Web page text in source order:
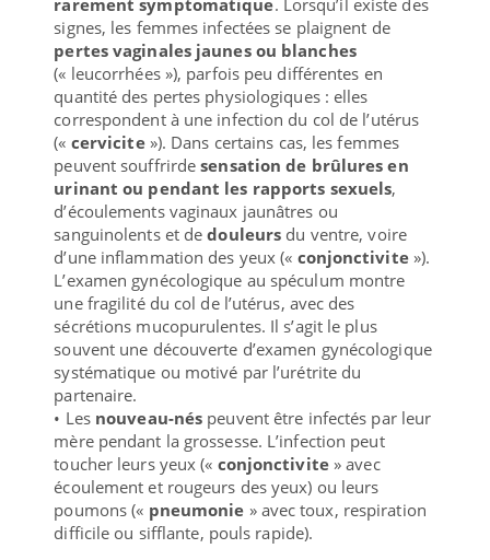
signes, les femmes infectées se plaignent de
pertes vaginales jaunes ou blanches
(« leucorrhées »), parfois peu différentes en
quantité des pertes physiologiques : elles
correspondent à une infection du col de l’utérus
(« cervicite »). Dans certains cas, les femmes
peuvent souffrirdesensation de brûlures en
urinant ou pendant les rapports sexuels,
d’écoulements vaginaux jaunâtres ou
sanguinolents et dedouleurs du ventre, voire
d’une inflammation des yeux (« conjonctivite »).
L’examen gynécologique au spéculum montre
une fragilité du col de l’utérus, avec des
sécrétions mucopurulentes. Il s’agit le plus
souvent une découverte d’examen gynécologique
systématique ou motivé par l’urétrite du
partenaire.
• Les nouveau-nés peuvent être infectés par leur
mère pendant la grossesse. L’infection peut
toucher leurs yeux (« conjonctivite » avec
écoulement et rougeurs des yeux) ou leurs
poumons (« pneumonie » avec toux, respiration
difficile ou sifflante, pouls rapide).